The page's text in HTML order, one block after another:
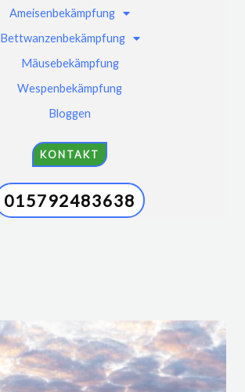
Ameisenbekämpfung
Bettwanzenbekämpfung
Mäusebekämpfung
Wespenbekämpfung
Bloggen
KONTAKT
015792483638